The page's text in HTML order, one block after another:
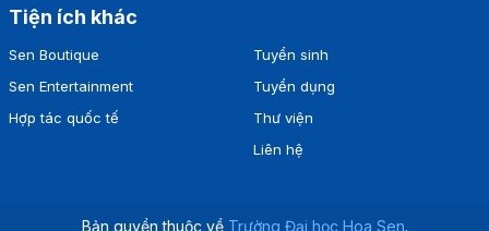
Tiện ích khác
Sen Boutique
Sen Entertainment
Hợp tác quốc tế
Tuyển sinh
Tuyển dụng
Thư viện
Liên hệ
Bản quyền thuộc về Trường Đại học Hoa Sen.